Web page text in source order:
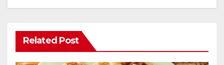
Related Post